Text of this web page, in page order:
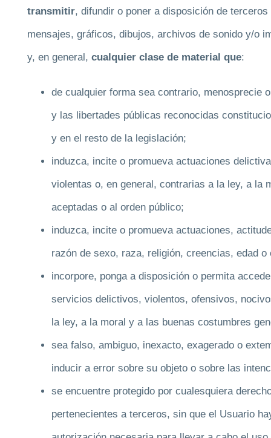
transmitir, difundir o poner a disposición de
mensajes, gráficos, dibujos, archivos de sonido y/o
y, en general, cualquier clase de material que:
de cualquier forma sea contrario, menosprecie
y las libertades públicas reconocidas
y en el resto de la legislación;
induzca, incite o promueva actuaciones
violentas o, en general, contrarias a la ley, a la
aceptadas o al orden público;
induzca, incite o promueva actuaciones,
razón de sexo, raza, religión, creencias, edad o
incorpore, ponga a disposición o permita
servicios delictivos, violentos, ofensivos,
la ley, a la moral y a las buenas costumbres
sea falso, ambiguo, inexacto, exagerado o
inducir a error sobre su objeto o sobre las
se encuentre protegido por cualesquiera
pertenecientes a terceros, sin que el Usuario